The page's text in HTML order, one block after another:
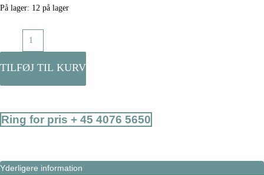
På lager: 12 på lager
Skumkæde
til
bid
TILFØJ TIL KURV
Ring for pris + 45 4076 5650
Yderligere information